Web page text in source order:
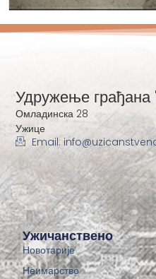
Ужичанствено
Новотарије
Неимарство
Удружење грађана
Омладинска 28
Ужице
Email: